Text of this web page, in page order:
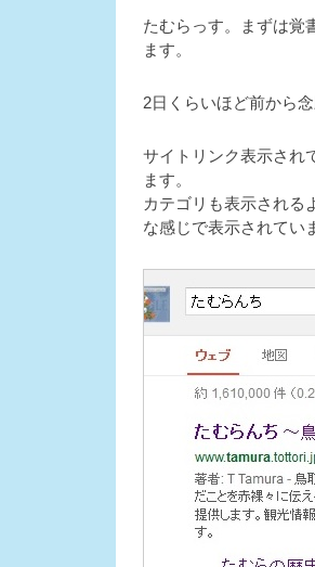
たむらっす。まずは覚
ます。
2日くらいほど前から
サイトリンク表示され
ます。
カテゴリも表示される
な感じで表示されてい